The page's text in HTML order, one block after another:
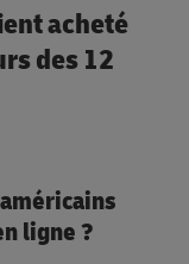
acheté
des 12
ligne ?